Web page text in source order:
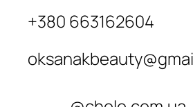
+380 663162604